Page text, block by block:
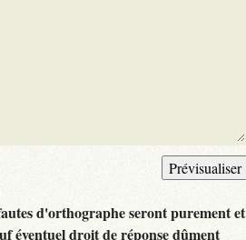
d'orthographe seront purement et
éventuel droit de réponse dûment